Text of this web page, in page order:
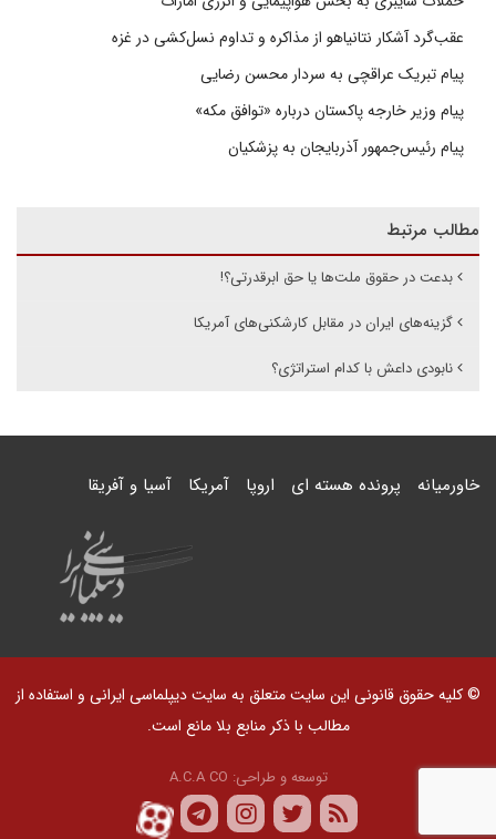
عقب‌گرد آشکار نتانیاهو از مذاکره و تداوم نسل‌کشی در غزه
پیام تبریک عراقچی به سردار محسن رضایی
پیام وزیر خارجه پاکستان درباره «توافق مکه»
پیام رئیس‌جمهور آذربایجان به پزشکیان
مطالب مرتبط
بدعت در حقوق ملت‌ها یا حق ابرقدرتی؟!
گزینه‌های ایران در مقابل کارشکنی‌های آمریکا
نابودی داعش با کدام استراتژی؟
خاورمیانه پرونده هسته ای اروپا آمریکا آسیا و آفریقا
© کلیه حقوق قانونی این سایت متعلق به سایت دیپلماسی ایرانی و استفاده از
مطالب با ذکر منابع بلا مانع است.
توسعه و طراحی: A.C.A CO